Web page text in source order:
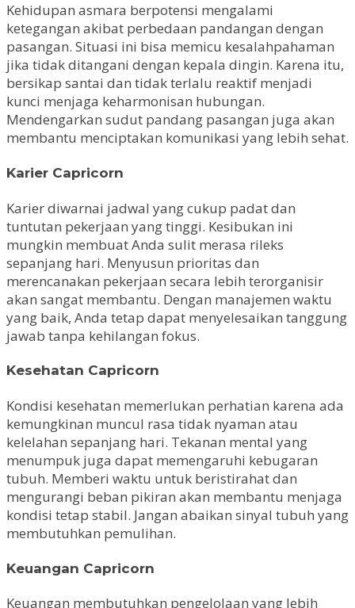
Kehidupan asmara berpotensi mengalami
ketegangan akibat perbedaan pandangan dengan
pasangan. Situasi ini bisa memicu kesalahpahaman
jika tidak ditangani dengan kepala dingin. Karena itu,
bersikap santai dan tidak terlalu reaktif menjadi
kunci menjaga keharmonisan hubungan.
Mendengarkan sudut pandang pasangan juga akan
membantu menciptakan komunikasi yang lebih sehat.
Karier Capricorn
Karier diwarnai jadwal yang cukup padat dan
tuntutan pekerjaan yang tinggi. Kesibukan ini
mungkin membuat Anda sulit merasa rileks
sepanjang hari. Menyusun prioritas dan
merencanakan pekerjaan secara lebih terorganisir
akan sangat membantu. Dengan manajemen waktu
yang baik, Anda tetap dapat menyelesaikan tanggung
jawab tanpa kehilangan fokus.
Kesehatan Capricorn
Kondisi kesehatan memerlukan perhatian karena ada
kemungkinan muncul rasa tidak nyaman atau
kelelahan sepanjang hari. Tekanan mental yang
menumpuk juga dapat memengaruhi kebugaran
tubuh. Memberi waktu untuk beristirahat dan
mengurangi beban pikiran akan membantu menjaga
kondisi tetap stabil. Jangan abaikan sinyal tubuh yang
membutuhkan pemulihan.
Keuangan Capricorn
Keuangan membutuhkan pengelolaan yang lebih